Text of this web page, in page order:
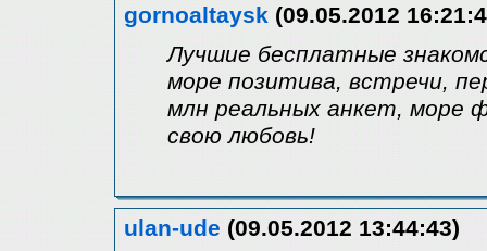
gornoaltaysk (09.05.2012
Лучшие бесплатные
море позитива, встречи,
млн реальных анкет, море
свою любовь!
ulan-ude (09.05.2012 13:44:43)